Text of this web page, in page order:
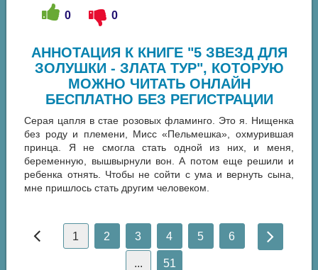
0 0
АННОТАЦИЯ К КНИГЕ "5 ЗВЕЗД ДЛЯ
ЗОЛУШКИ - ЗЛАТА ТУР", КОТОРУЮ
МОЖНО ЧИТАТЬ ОНЛАЙН
БЕСПЛАТНО БЕЗ РЕГИСТРАЦИИ
Серая цапля в стае розовых фламинго. Это я. Нищенка
без роду и племени, Мисс «Пельмешка», охмурившая
принца. Я не смогла стать одной из них, и меня,
беременную, вышвырнули вон. А потом еще решили и
ребенка отнять. Чтобы не сойти с ума и вернуть сына,
мне пришлось стать другим человеком.
1 2 3 4 5 6
... 51